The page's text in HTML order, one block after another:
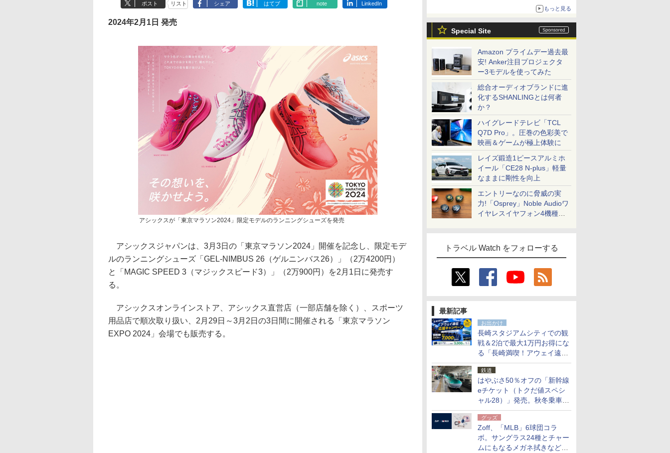
もっと見る
Special Site
Amazon プライムデー過去最
安! Anker注目プロジェクタ
ー3モデルを使ってみた
総合オーディオブランドに進
化するSHANLINGとは何者
か？
ハイグレードテレビ「TCL
Q7D Pro」。圧巻の色彩美で
映画＆ゲームが極上体験に
レイズ鍛造1ピースアルミホ
イール「CE28 N-plus」軽量
なままに剛性を向上
エントリーなのに脅威の実
力!「Osprey」Noble Audioワ
イヤレスイヤフォン4機種を
トラベル Watch をフォローする
最新記事
お出かけ
長崎スタジアムシティでの観
戦＆2泊で最大1万円お得にな
る「長崎満喫！アウェイ遠征
応援キャンペーン」
鉄道
はやぶさ50％オフの「新幹線
eチケット（トクだ値スペシ
ャル28）」発売。秋冬乗車
分、えきねっと限定
グッズ
Zoff、「MLB」6球団コラ
ボ。サングラス24種とチャー
ムにもなるメガネ拭きなど雑
ポスト リスト シェア はてブ note LinkedIn
2024年2月1日 発売
アシックスが「東京マラソン2024」限定モデルのランニングシューズを発売
アシックスジャパンは、3月3日の「東京マラソン2024」開催を記念し、限定モデ
ルのランニングシューズ「GEL-NIMBUS 26（ゲルニンバス26）」（2万4200円）
と「MAGIC SPEED 3（マジックスピード3）」（2万900円）を2月1日に発売す
る。
アシックスオンラインストア、アシックス直営店（一部店舗を除く）、スポーツ
用品店で順次取り扱い、2月29日～3月2日の3日間に開催される「東京マラソン
EXPO 2024」会場でも販売する。